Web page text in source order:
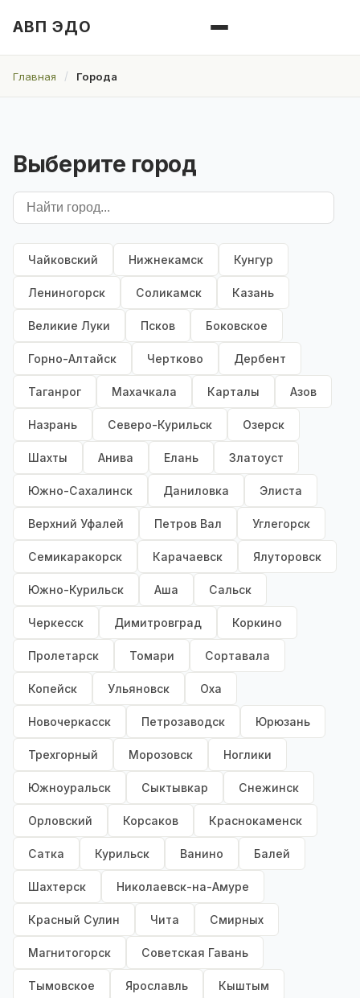
АВП ЭДО
Главная Города
Выберите город
Чайковский Нижнекамск Кунгур
Лениногорск Соликамск Казань
Великие Луки Псков Боковское
Горно-Алтайск Чертково Дербент
Таганрог Махачкала Карталы Азов
Назрань Северо-Курильск Озерск
Шахты Анива Елань Златоуст
Южно-Сахалинск Даниловка Элиста
Верхний Уфалей Петров Вал Углегорск
Семикаракорск Карачаевск Ялуторовск
Южно-Курильск Аша Сальск
Черкесск Димитровград Коркино
Пролетарск Томари Сортавала
Копейск Ульяновск Оха
Новочеркасск Петрозаводск Юрюзань
Трехгорный Морозовск Ноглики
Южноуральск Сыктывкар Снежинск
Орловский Корсаков Краснокаменск
Сатка Курильск Ванино Балей
Шахтерск Николаевск-на-Амуре
Красный Сулин Чита Смирных
Магнитогорск Советская Гавань
Тымовское Ярославль Кыштым